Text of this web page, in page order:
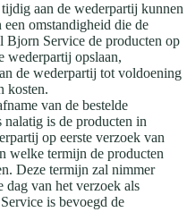
aan de wederpartij kunnen
omstandigheid die de
Bjorn Service de producten op
wederpartij opslaan,
de wederpartij tot voldoening
kosten.
van de bestelde
is de producten in
op eerste verzoek van
welke termijn de producten
Deze termijn zal nimmer
dag van het verzoek als
is bevoegd de